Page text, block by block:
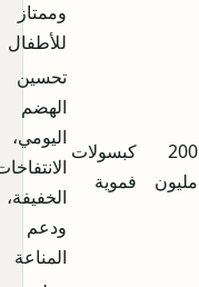
وممتاز
للأطفال
200
مليون
كبسولات
فموية
تحسين
الهضم
اليومي،
الانتفاخات
الخفيفة،
ودعم
المناعة